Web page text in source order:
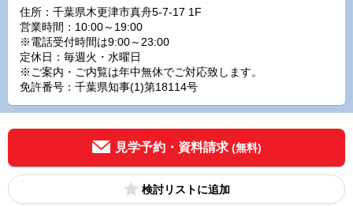
住所：千葉県木更津市真舟5-7-17 1F
営業時間：10:00～19:00
※電話受付時間は9:00～23:00
定休日：毎週火・水曜日
※ご案内・ご内覧は年中無休でご対応致します。
免許番号：千葉県知事(1)第18114号
見学予約・資料請求 (無料)
検討リスト